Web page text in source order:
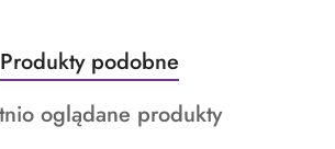
produktów
Produkty
o
statusie:
Produkty podobne
oglądane produkty